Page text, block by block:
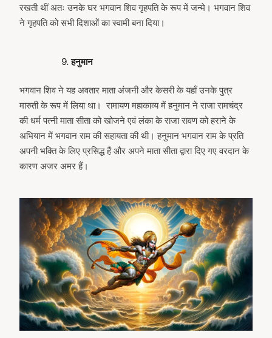
रखती थीं अतः उनके घर भगवान शिव गृहपति के रूप में जन्मे। भगवान शिव
ने गृहपति को सभी दिशाओं का स्वामी बना दिया।
हनुमान
भगवान शिव ने यह अवतार माता अंजनी और केसरी के यहाँ उनके पुत्र
मारुती के रूप में लिया था। रामायण महाकाव्य में हनुमान ने राजा रामचंद्र
की धर्म पत्नी माता सीता को खोजने एवं लंका के राजा रावण को हराने के
अभियान में भगवान राम की सहायता की थी। हनुमान भगवान राम के प्रति
अपनी भक्ति के लिए प्रसिद्ध हैं और अपने माता सीता द्वारा दिए गए वरदान के
कारण अजर अमर हैं।